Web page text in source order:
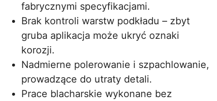
fabrycznymi specyfikacjami.
Brak kontroli warstw podkładu – zbyt
gruba aplikacja może ukryć oznaki
korozji.
Nadmierne polerowanie i szpachlowanie,
prowadzące do utraty detali.
Prace blacharskie wykonane bez